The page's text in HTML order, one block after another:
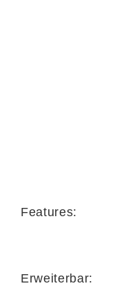
Features:
Erweiterbar: